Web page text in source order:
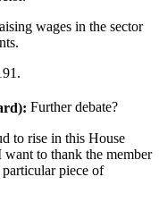
wages in the sector
Further debate?
to rise in this House
to thank the member
piece of